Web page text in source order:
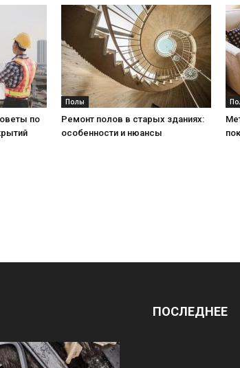
по
Полы
Ремонт полов в старых зданиях:
особенности и нюансы
ПОСЛЕДНЕЕ